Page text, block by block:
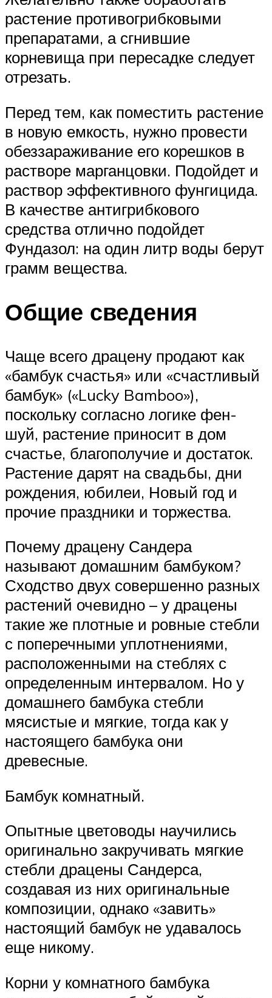
растение противогрибковыми
препаратами, а сгнившие
корневища при пересадке следует
отрезать.
Перед тем, как поместить растение
в новую емкость, нужно провести
обеззараживание его корешков в
растворе марганцовки. Подойдет и
раствор эффективного фунгицида.
В качестве антигрибкового
средства отлично подойдет
Фундазол: на один литр воды берут
грамм вещества.
Общие сведения
Чаще всего драцену продают как
«бамбук счастья» или «счастливый
бамбук» («Lucky Bamboo»),
поскольку согласно логике фен-
шуй, растение приносит в дом
счастье, благополучие и достаток.
Растение дарят на свадьбы, дни
рождения, юбилеи, Новый год и
прочие праздники и торжества.
Почему драцену Сандера
называют домашним бамбуком?
Сходство двух совершенно разных
растений очевидно – у драцены
такие же плотные и ровные стебли
с поперечными уплотнениями,
расположенными на стеблях с
определенным интервалом. Но у
домашнего бамбука стебли
мясистые и мягкие, тогда как у
настоящего бамбука они
древесные.
Бамбук комнатный.
Опытные цветоводы научились
оригинально закручивать мягкие
стебли драцены Сандерса,
создавая из них оригинальные
композиции, однако «завить»
настоящий бамбук не удавалось
еще никому.
Корни у комнатного бамбука